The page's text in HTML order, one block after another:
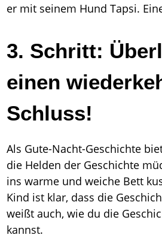
er mit seinem Hund Tapsi.
3. Schritt:
einen
Schluss!
Als Gute-Nacht-Geschichte
die Helden der Geschichte
ins warme und weiche Bett
Kind ist klar, dass die
weißt auch, wie du die
kannst.